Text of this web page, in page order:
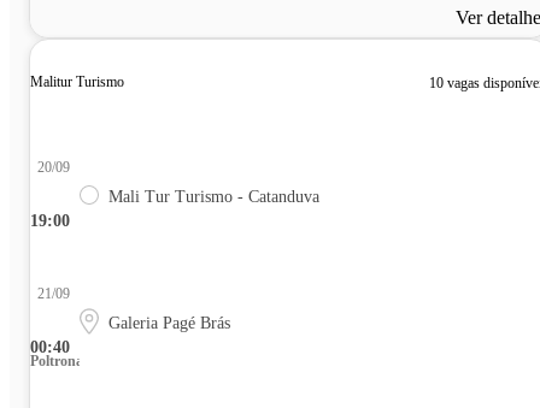
Ver
Malitur Turismo 10 vagas
19:00
20/09
Mali Tur Turismo - Catanduva
00:40
21/09
Galeria Pagé Brás
Poltrona